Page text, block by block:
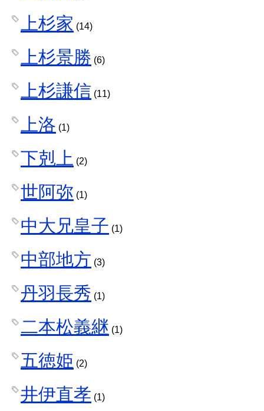
上杉家 (14)
上杉景勝 (6)
上杉謙信 (11)
上洛 (1)
下剋上 (2)
世阿弥 (1)
中大兄皇子 (1)
中部地方 (3)
丹羽長秀 (1)
二本松義継 (1)
五徳姫 (2)
井伊直孝 (1)